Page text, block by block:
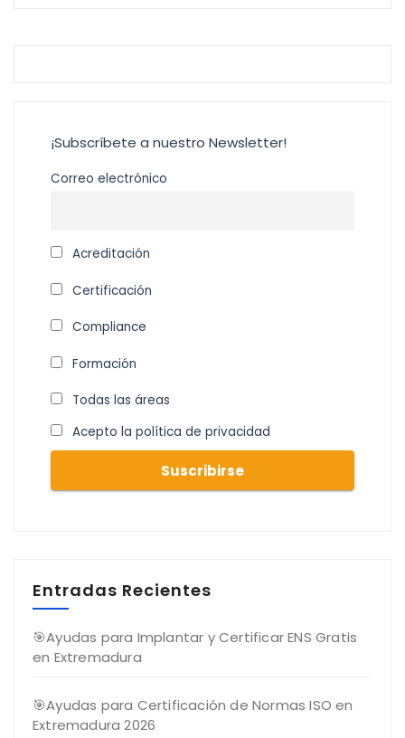
¡Subscríbete a nuestro Newsletter!
Correo electrónico
Acreditación
Certificación
Compliance
Formación
Todas las áreas
Acepto la política de privacidad
Entradas Recientes
🎯Ayudas para Implantar y Certificar ENS Gratis
en Extremadura
🎯Ayudas para Certificación de Normas ISO en
Extremadura 2026